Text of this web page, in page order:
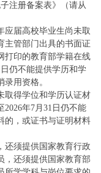
注册备案表》（请从
应届高校毕业生尚未取
主管部门出具的书面证
打印的教育部学籍在线
仍不能提供学历和学
用资格。
取得学位和学历认证材
年7月31日仍不能
的，或证书与证明材料
还须提供国家教育行政
，还须提供国家教育部